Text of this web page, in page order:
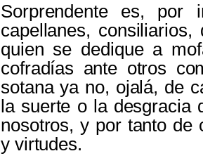
Sorprendente es, por
capellanes,
quien se dedique a
cofradías ante otros
sotana ya no, ojalá, de
la suerte o la desgracia
nosotros, y por tanto de
y virtudes.